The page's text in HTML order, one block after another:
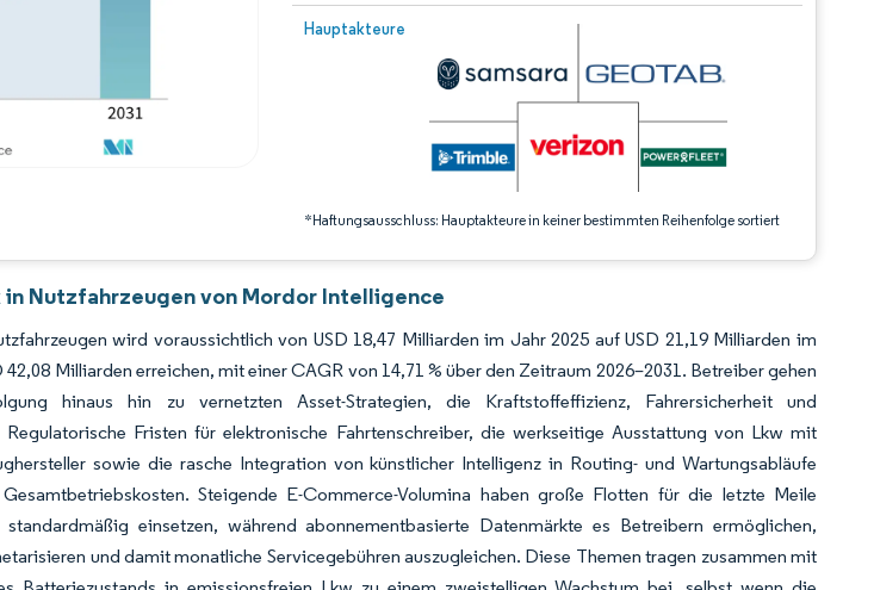
Hauptakteure
*Haftungsausschluss: Hauptakteure in keiner bestimmten Reihenfolge sortiert
Bild © Mordor Intelligence. Wiederverwendung erfordert Namensnennung gemäß CC BY 4.0.
Nutzfahrzeugen von Mordor Intelligence
wird voraussichtlich von USD 18,47 Milliarden im Jahr 2025 auf USD 21,19 Milliarden im
42,08 Milliarden erreichen, mit einer CAGR von 14,71 % über den Zeitraum 2026–2031. Betreiber gehen
hinaus hin zu vernetzten Asset-Strategien, die Kraftstoffeffizienz, Fahrersicherheit und
Regulatorische Fristen für elektronische Fahrtenschreiber, die werkseitige Ausstattung von Lkw mit
sowie die rasche Integration von künstlicher Intelligenz in Routing- und Wartungsabläufe
Steigende E-Commerce-Volumina haben große Flotten für die letzte Meile
einsetzen, während abonnementbasierte Datenmärkte es Betreibern ermöglichen,
und damit monatliche Servicegebühren auszugleichen. Diese Themen tragen zusammen mit